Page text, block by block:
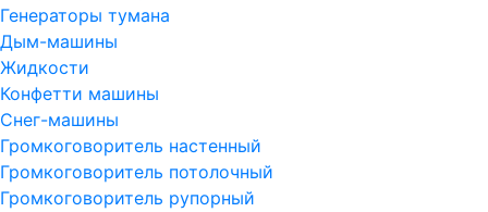
Генераторы тумана
Дым-машины
Жидкости
Конфетти машины
Снег-машины
Громкоговоритель настенный
Громкоговоритель потолочный
Громкоговоритель рупорный